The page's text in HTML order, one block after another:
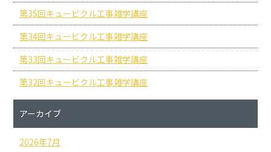
第35回キュービクル工事雑学講座
第34回キュービクル工事雑学講座
第33回キュービクル工事雑学講座
第32回キュービクル工事雑学講座
アーカイブ
2026年7月